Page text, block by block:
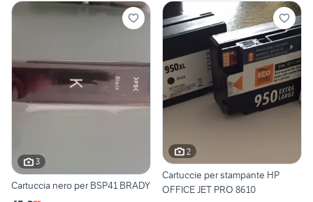
3
Cartuccia nero per BSP41 BRADY
2
Cartuccie per stampante HP
OFFICE JET PRO 8610